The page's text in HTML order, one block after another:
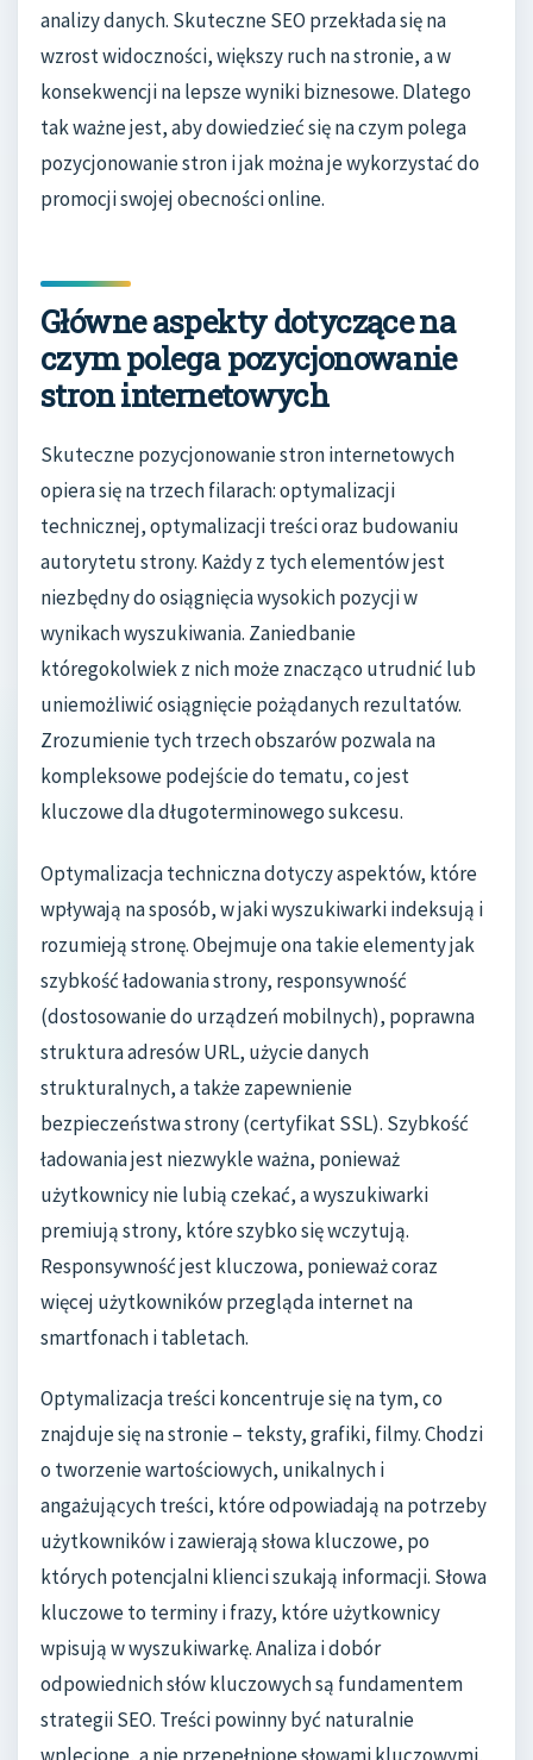
analizy danych. Skuteczne SEO przekłada się na
wzrost widoczności, większy ruch na stronie, a w
konsekwencji na lepsze wyniki biznesowe. Dlatego
tak ważne jest, aby dowiedzieć się na czym polega
pozycjonowanie stron i jak można je wykorzystać do
promocji swojej obecności online.
Główne aspekty dotyczące na
czym polega pozycjonowanie
stron internetowych
Skuteczne pozycjonowanie stron internetowych
opiera się na trzech filarach: optymalizacji
technicznej, optymalizacji treści oraz budowaniu
autorytetu strony. Każdy z tych elementów jest
niezbędny do osiągnięcia wysokich pozycji w
wynikach wyszukiwania. Zaniedbanie
któregokolwiek z nich może znacząco utrudnić lub
uniemożliwić osiągnięcie pożądanych rezultatów.
Zrozumienie tych trzech obszarów pozwala na
kompleksowe podejście do tematu, co jest
kluczowe dla długoterminowego sukcesu.
Optymalizacja techniczna dotyczy aspektów, które
wpływają na sposób, w jaki wyszukiwarki indeksują i
rozumieją stronę. Obejmuje ona takie elementy jak
szybkość ładowania strony, responsywność
(dostosowanie do urządzeń mobilnych), poprawna
struktura adresów URL, użycie danych
strukturalnych, a także zapewnienie
bezpieczeństwa strony (certyfikat SSL). Szybkość
ładowania jest niezwykle ważna, ponieważ
użytkownicy nie lubią czekać, a wyszukiwarki
premiują strony, które szybko się wczytują.
Responsywność jest kluczowa, ponieważ coraz
więcej użytkowników przegląda internet na
smartfonach i tabletach.
Optymalizacja treści koncentruje się na tym, co
znajduje się na stronie – teksty, grafiki, filmy. Chodzi
o tworzenie wartościowych, unikalnych i
angażujących treści, które odpowiadają na potrzeby
użytkowników i zawierają słowa kluczowe, po
których potencjalni klienci szukają informacji. Słowa
kluczowe to terminy i frazy, które użytkownicy
wpisują w wyszukiwarkę. Analiza i dobór
odpowiednich słów kluczowych są fundamentem
strategii SEO. Treści powinny być naturalnie